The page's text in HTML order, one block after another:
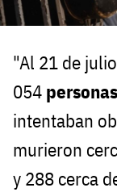
"Al 21 de
054
intentaban
murieron
y 288 cerca